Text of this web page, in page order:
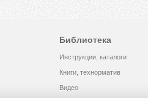
Библиотека
Инструкции, каталоги
Книги, технорматив
Видео